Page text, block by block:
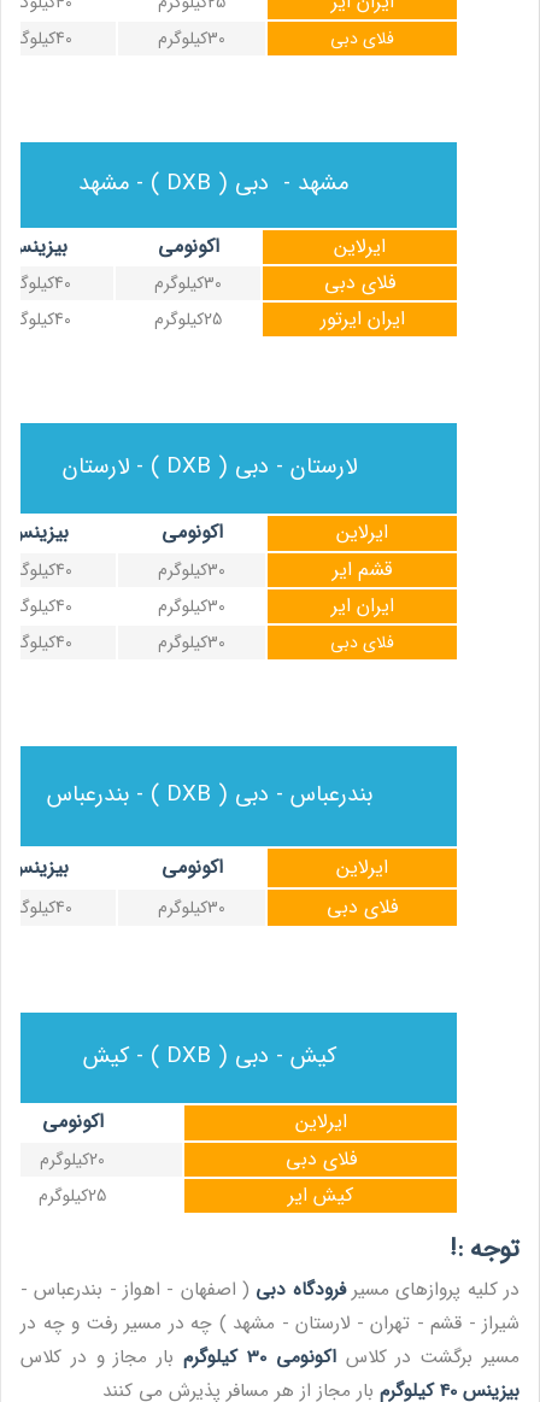
40کیلوگرم 30کیلوگرم فلای دبی
مشهد - دبی ( DXB ) - مشهد
بیزینس اکونومی ایرلاین
40کیلوگرم 30کیلوگرم فلای دبی
40کیلوگرم 25کیلوگرم ایران ایرتور
لارستان - دبی ( DXB ) - لارستان
بیزینس اکونومی ایرلاین
40کیلوگرم 30کیلوگرم قشم ایر
40کیلوگرم 30کیلوگرم ایران ایر
40کیلوگرم 30کیلوگرم فلای دبی
بندرعباس - دبی ( DXB ) - بندرعباس
بیزینس اکونومی ایرلاین
40کیلوگرم 30کیلوگرم فلای دبی
کیش - دبی ( DXB ) - کیش
اکونومی ایرلاین
20کیلوگرم فلای دبی
25کیلوگرم کیش ایر
توجه :!
در کلیه پروازهای مسیرفرودگاه دبی ( اصفهان - اهواز - بندرعباس -
شیراز - قشم - تهران - لارستان - مشهد ) چه در مسیر رفت و چه در
مسیر برگشت در کلاساکونومی 30 کیلوگرم
بار مجاز و در کلاس
بیزینس 40 کیلوگرم
بار مجاز از هر مسافر پذیرش می کنند